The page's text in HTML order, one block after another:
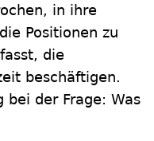
in ihre
Positionen zu
die
beschäftigen.
bei der Frage: Was